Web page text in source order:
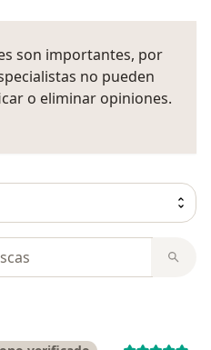
son importantes, por
no pueden
o eliminar opiniones.